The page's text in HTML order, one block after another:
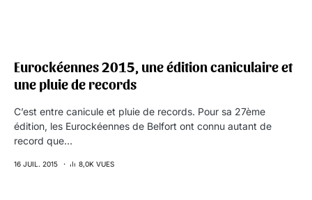
Eurockéennes 2015, une édition caniculaire et
une pluie de records
C’est entre canicule et pluie de records. Pour sa 27ème
édition, les Eurockéennes de Belfort ont connu autant de
record que…
16 JUIL. 2015 8,0K VUES